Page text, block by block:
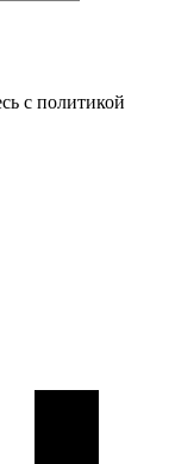
с политикой